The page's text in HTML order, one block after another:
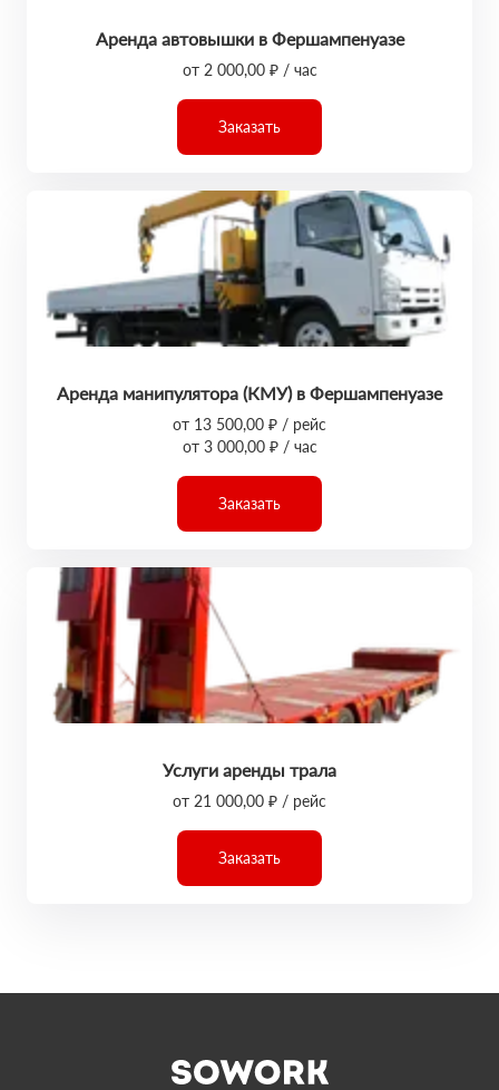
Аренда автовышки в Фершампенуазе
от 2 000,00 ₽ / час
Заказать
Аренда манипулятора (КМУ) в Фершампенуазе
от 13 500,00 ₽ / рейс
от 3 000,00 ₽ / час
Заказать
Услуги аренды трала
от 21 000,00 ₽ / рейс
Заказать